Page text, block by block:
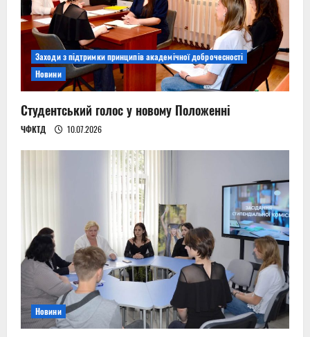
Заходи з підтримки принципів академічної доброчесності
Новини
Студентський голос у новому Положенні
ЧФКТД 10.07.2026
Новини